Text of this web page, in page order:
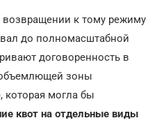
возвращении к тому режиму
до полномасштабной
договоренность в
зоны
которая могла бы
квот на отдельные виды